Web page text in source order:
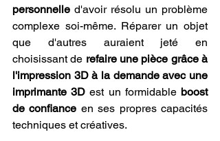
personnelle d'avoir résolu un problème
complexe soi-même. Réparer un objet
que d'autres auraient jeté en
choisissant de refaire une pièce grâce à
l'impression 3D à la demande avec une
imprimante 3D est un formidable boost
de confiance en ses propres capacités
techniques et créatives.